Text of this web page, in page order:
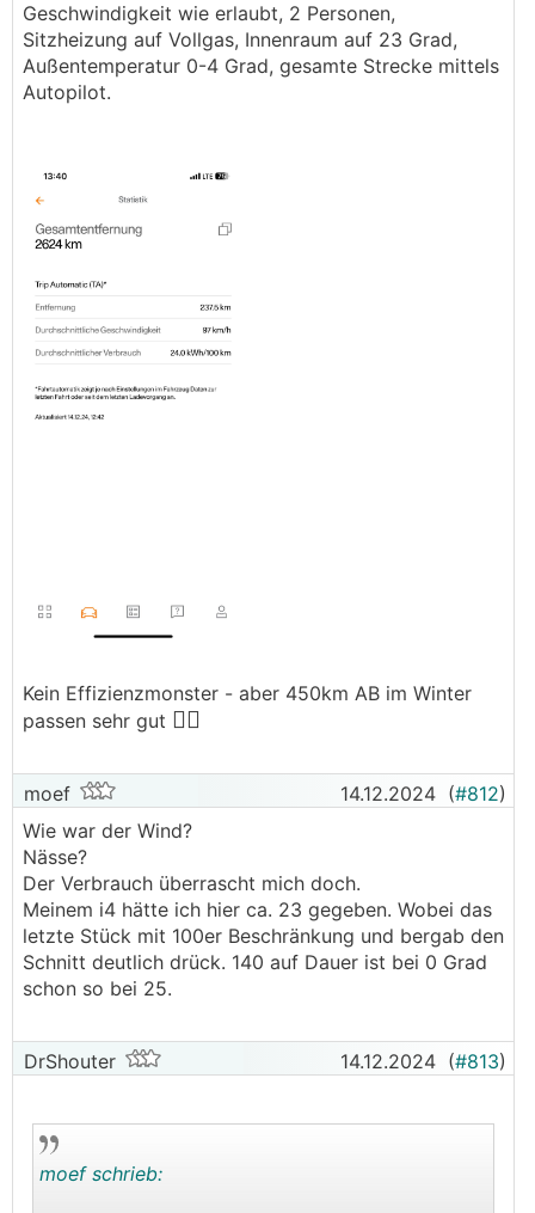
Geschwindigkeit wie erlaubt, 2 Personen,
Sitzheizung auf Vollgas, Innenraum auf 23 Grad,
Außentemperatur 0-4 Grad, gesamte Strecke mittels
Autopilot.
Kein Effizienzmonster - aber 450km AB im Winter
passen sehr gut 👍🏻
moef 14.12.2024 (#812)
Wie war der Wind?
Nässe?
Der Verbrauch überrascht mich doch.
Meinem i4 hätte ich hier ca. 23 gegeben. Wobei das
letzte Stück mit 100er Beschränkung und bergab den
Schnitt deutlich drück. 140 auf Dauer ist bei 0 Grad
schon so bei 25.
DrShouter 14.12.2024 (#813)
moef schrieb: